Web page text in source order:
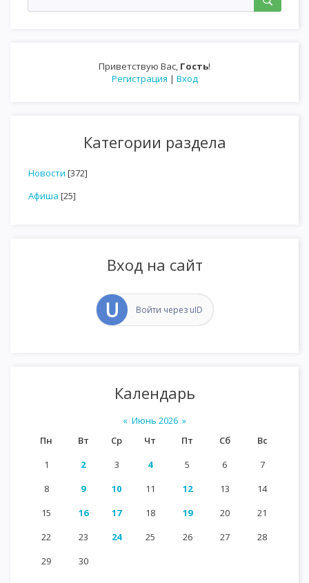
Приветствую Вас, Гость!
Регистрация | Вход
Категории раздела
Новости [372]
Афиша [25]
Вход на сайт
Войти через uID
Календарь
« Июнь 2026 »
Пн
Вт Ср Чт Пт Сб
Вс
1
2 3 4 5 6
7
8
9 10 11 12 13
14
15
16 17 18 19 20
21
22
23 24 25 26 27
28
29
30